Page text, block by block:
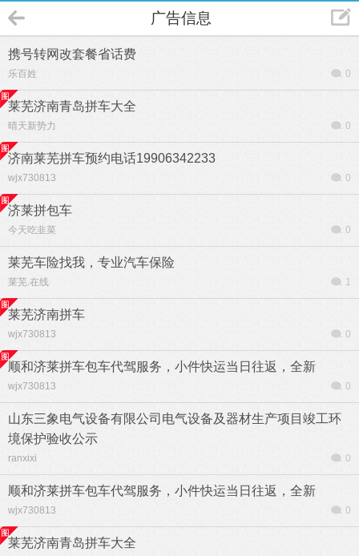
广告信息
携号转网改套餐省话费
乐百姓 0
莱芜济南青岛拼车大全
晴天新势力 0
济南莱芜拼车预约电话19906342233
wjx730813 0
济莱拼包车
今天吃韭菜 0
莱芜车险找我，专业汽车保险
莱芜.在线 1
莱芜济南拼车
wjx730813 0
顺和济莱拼车包车代驾服务，小件快运当日往返，全新
wjx730813 0
山东三象电气设备有限公司电气设备及器材生产项目竣工环
境保护验收公示
ranxixi 0
顺和济莱拼车包车代驾服务，小件快运当日往返，全新
wjx730813 0
莱芜济南青岛拼车大全